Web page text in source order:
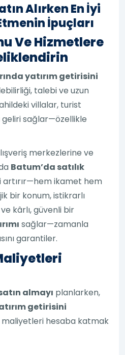
Alırken En İyi
İpuçları
Ve Hizmetlere
yatırım getirisini
talebi ve uzun
villalar, turist
sağlar—özellikle
merkezlerine ve
Batum’da satılık
ikamet hem
bir konum, istikrarlı
kârlı, güvenli bir
sağlar—zamanla
garantiler.
almayı planlarken,
getirisini
hesaba katmak